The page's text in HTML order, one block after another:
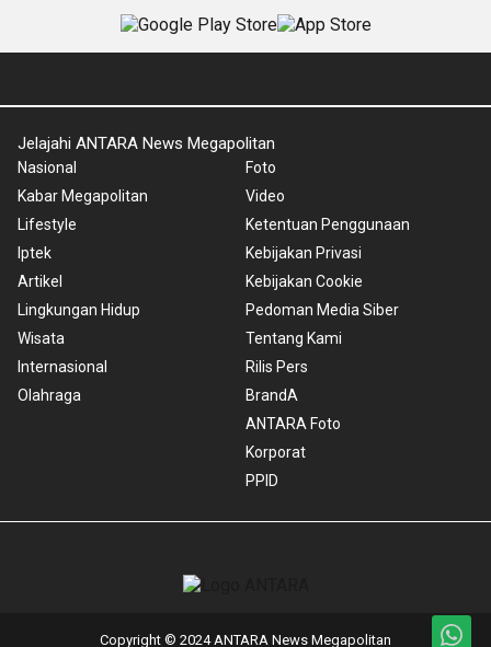
Jelajahi ANTARA News Megapolitan
Nasional
Kabar Megapolitan
Lifestyle
Iptek
Artikel
Lingkungan Hidup
Wisata
Internasional
Olahraga
Foto
Video
Ketentuan Penggunaan
Kebijakan Privasi
Kebijakan Cookie
Pedoman Media Siber
Tentang Kami
Rilis Pers
BrandA
ANTARA Foto
Korporat
PPID
Copyright © 2024 ANTARA News Megapolitan